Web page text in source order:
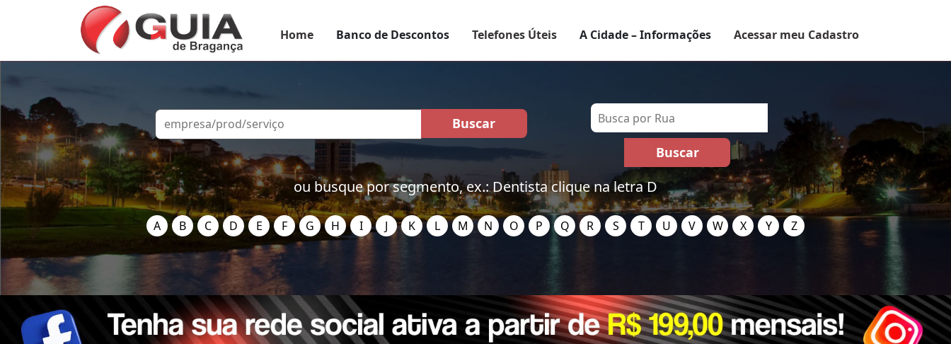
Home Banco de Descontos Telefones Úteis A Cidade – Informações Acessar meu Cadastro
ou busque por segmento, ex.: Dentista clique na letra D
A B C D E F G H I J K L M N O P Q R S T U V W X Y Z